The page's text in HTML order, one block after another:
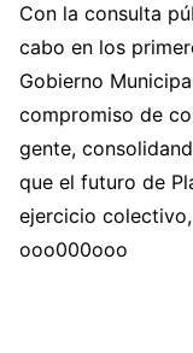
Con la consulta
cabo en los
Gobierno
compromiso de
gente,
que el futuro de
ejercicio
ooo000ooo